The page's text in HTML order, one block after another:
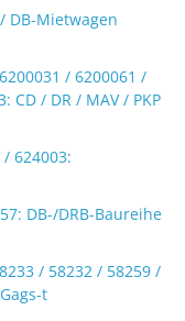
DB-Mietwagen
/ 6200061 /
CD / DR / MAV / PKP
624003:
DB-/DRB-Baureihe
/ 58232 / 58259 /
t